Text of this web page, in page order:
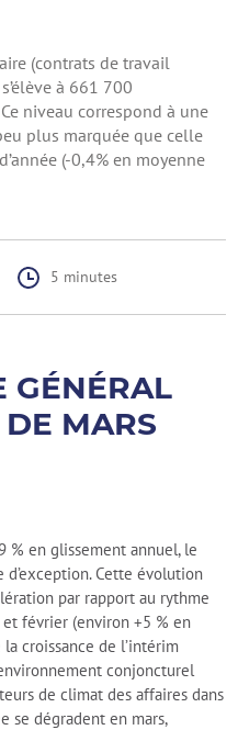
(contrats de travail
à 661 700
niveau correspond à une
plus marquée que celle
(-0,4% en moyenne
5 minutes
GÉNÉRAL
MARS
% en glissement annuel, le
Cette évolution
par rapport au rythme
février (environ +5 % en
croissance de l’intérim
conjoncturel
de climat des affaires dans
se dégradent en mars,